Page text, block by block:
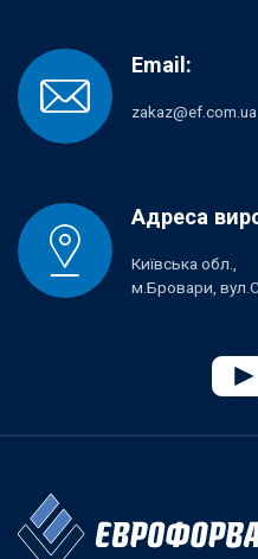
Email:
zakaz@ef.com.ua
Адреса
Київська обл.,
м.Бровари,